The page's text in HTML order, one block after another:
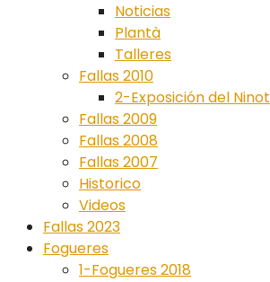
Noticias
Plantà
Talleres
Fallas 2010
2-Exposición del Ninot
Fallas 2009
Fallas 2008
Fallas 2007
Historico
Videos
Fallas 2023
Fogueres
1-Fogueres 2018